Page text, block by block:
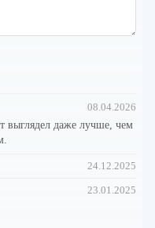
08.04.2026
выглядел даже лучше, чем
24.12.2025
23.01.2025